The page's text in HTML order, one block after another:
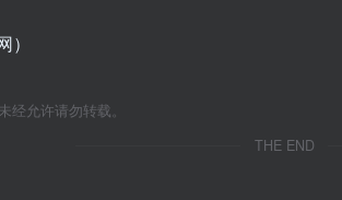
）
经允许请勿转载。
THE END